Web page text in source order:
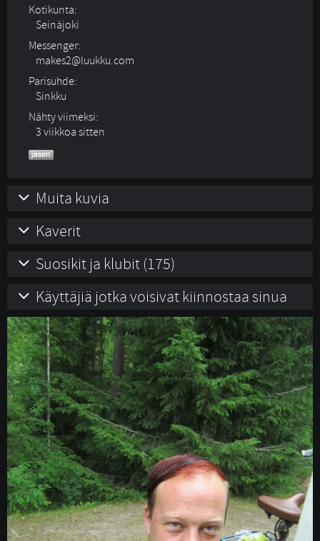
Kotikunta:
Seinäjoki
Messenger:
makes2@luukku.com
Parisuhde:
Sinkku
Nähty viimeksi:
3 viikkoa sitten
Muita kuvia
Kaverit
Suosikit ja klubit (175)
Käyttäjiä jotka voisivat kiinnostaa sinua